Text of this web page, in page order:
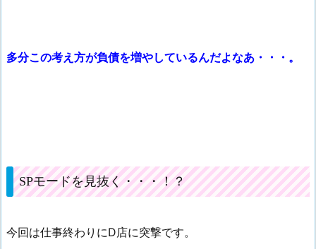
多分この考え方が負債を増やしているんだよなあ・・・。
SPモードを見抜く・・・！？
今回は仕事終わりにD店に突撃です。